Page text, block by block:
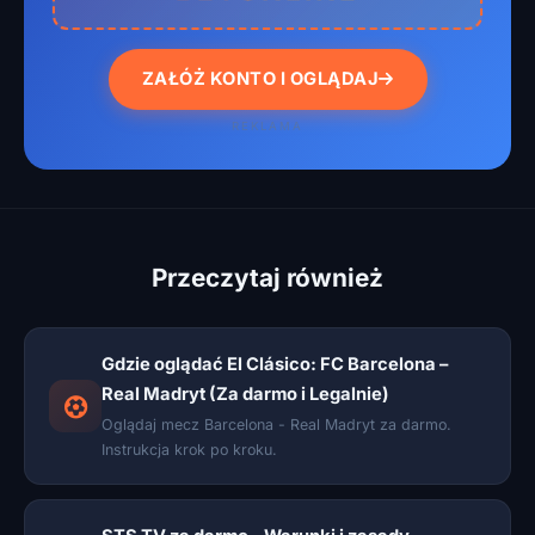
ZAŁÓŻ KONTO I OGLĄDAJ
REKLAMA
Przeczytaj również
Gdzie oglądać El Clásico: FC Barcelona –
Real Madryt (Za darmo i Legalnie)
Oglądaj mecz Barcelona - Real Madryt za darmo.
Instrukcja krok po kroku.